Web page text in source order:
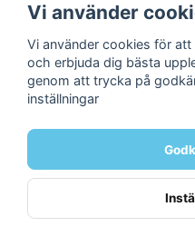
299 kr
LÄGG I VARUKORGEN
Vi använder
Vi använder cookies för
och erbjuda dig bästa
genom att trycka på
inställningar